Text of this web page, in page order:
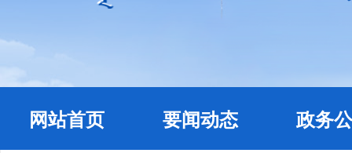
网站首页 要闻动态 政务